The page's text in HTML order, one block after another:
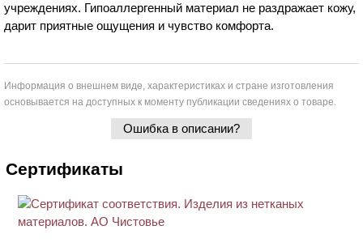
учреждениях. Гипоаллергенный материал не раздражает кожу,
дарит приятные ощущения и чувство комфорта.
Информация о внешнем виде, характеристиках и стране изготовления
основывается на доступных к моменту публикации сведениях о товаре.
Ошибка в описании?
Сертификаты